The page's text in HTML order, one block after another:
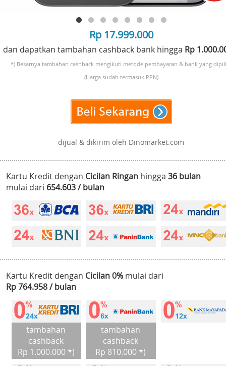
Rp 17.999.000
dan dapatkan tambahan cashback bank hingga Rp
*) Besarnya tambahan cashback mengikuti metode pembayaran & bank yang
(Harga sudah termasuk PPN)
dijual & dikirim oleh Dinomarket.com
Kartu Kredit dengan Cicilan Ringan hingga 36 bulan
mulai dari 654.603 / bulan
Kartu Kredit dengan Cicilan 0% mulai dari
Rp 764.958 / bulan
tambahan
cashback
Rp 1.000.000 *)
tambahan
cashback
Rp 810.000 *)